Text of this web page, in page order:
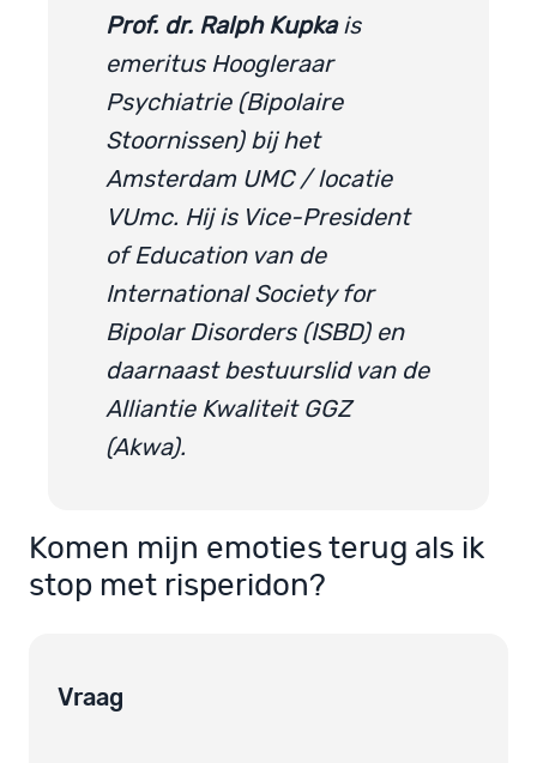
Prof. dr. Ralph Kupkais
emeritus Hoogleraar
Psychiatrie (Bipolaire
Stoornissen) bij het
Amsterdam UMC / locatie
VUmc. Hij is Vice-President
of Education van de
International Society for
Bipolar Disorders (ISBD) en
daarnaast bestuurslid van de
Alliantie Kwaliteit GGZ
(Akwa).
Komen mijn emoties terug als ik
stop met risperidon?
Vraag